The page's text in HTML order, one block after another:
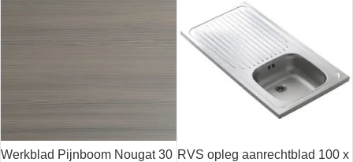
Werkblad Pijnboom Nougat 30 RVS opleg aanrechtblad 100 x